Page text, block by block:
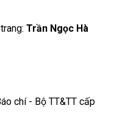
Trần Ngọc Hà
chí - Bộ TT&TT cấp